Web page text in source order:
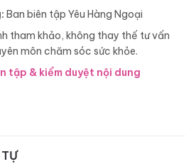
Ban biên tập Yêu Hàng Ngoại
tham khảo, không thay thế tư vấn
môn chăm sóc sức khỏe.
tập & kiểm duyệt nội dung